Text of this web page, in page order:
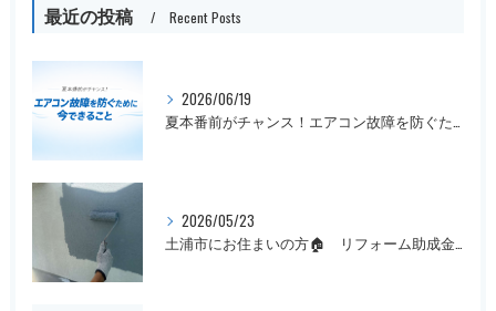
最近の投稿 Recent Posts
2026/06/19
夏本番前がチャンス！エアコン故障を防ぐために今できること
2026/05/23
土浦市にお住まいの方🏠 リフォーム助成金まだ間に合います！